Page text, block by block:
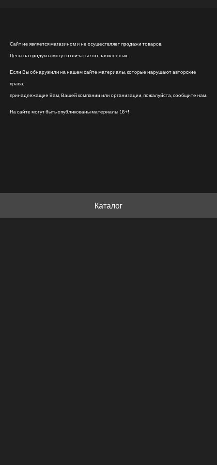
Сайт не является магазином и не осуществляет продажи товаров.
Цены на продукты могут отличаться от заявленных.
Если Вы обнаружили на нашем сайте материалы, которые нарушают авторские
права,
принадлежащие Вам, Вашей компании или организации, пожалуйста, сообщите нам.
На сайте могут быть опубликованы материалы 18+!
Каталог